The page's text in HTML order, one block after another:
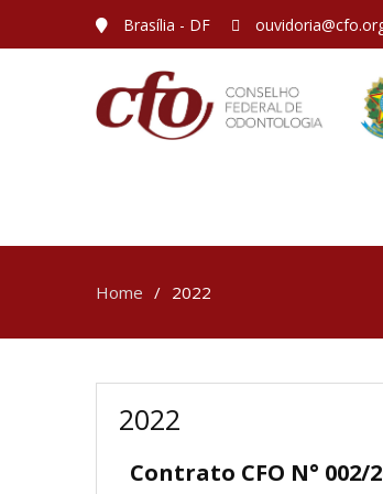
Brasília - DF
Home 2022
2022
Contrato CFO N° 002/